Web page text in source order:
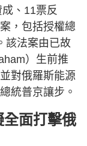
、11票反
，包括授權總
該法案由已故
）生前推
對俄羅斯能源
統普京讓步。
全面打擊俄